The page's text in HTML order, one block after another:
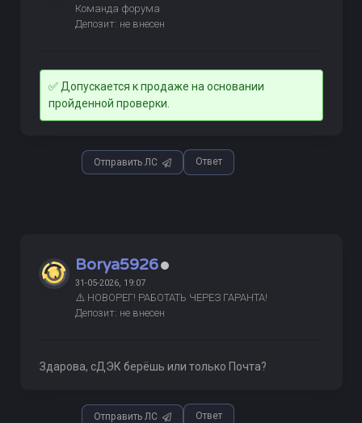
Команда форума
Депозит: не внесен
✅ Допускается к продаже на основании
пройденной проверки.
Отправить ЛС Ответ
Borya5926
31-05-2026, 19:07
⚠️ НОВОРЕГ! РАБОТАТЬ ЧЕРЕЗ ГАРАНТА!
Депозит: не внесен
Здарова, сДЭК берёшь или только Почта?
Отправить ЛС Ответ